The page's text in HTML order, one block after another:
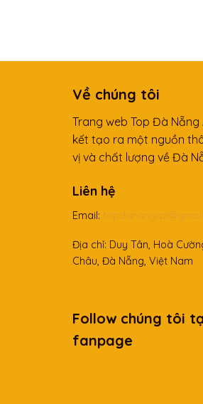
Về chúng tôi
Trang web Top Đà Nẵng
kết tạo ra một nguồn
vị và chất lượng về Đà
Liên hệ
Email:
Địa chỉ: Duy Tân, Hoà
Châu, Đà Nẵng, Việt Nam
Follow chúng tôi
fanpage